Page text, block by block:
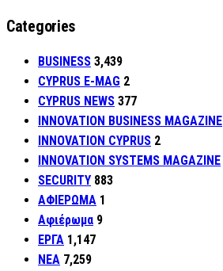
Categories
BUSINESS 3,439
CYPRUS E-MAG 2
CYPRUS NEWS 377
INNOVATION BUSINESS MAGAZINE
INNOVATION CYPRUS 2
INNOVATION SYSTEMS MAGAZINE
SECURITY 883
ΑΦΙΕΡΩΜΑ 1
Αφιέρωμα 9
ΕΡΓΑ 1,147
ΝΕΑ 7,259